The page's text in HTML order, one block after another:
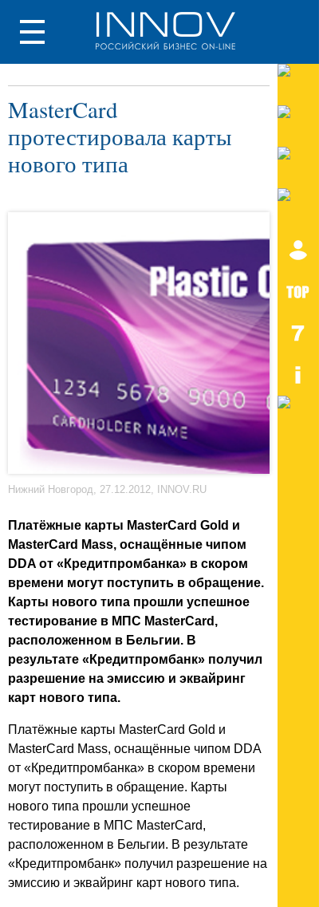
MasterCard
протестировала карты
нового типа
Нижний Новгород, 27.12.2012, INNOV.RU
Платёжные карты MasterCard Gold и
MasterCard Mass, оснащённые чипом
DDA от «Кредитпромбанка» в скором
времени могут поступить в обращение.
Карты нового типа прошли успешное
тестирование в МПС MasterCard,
расположенном в Бельгии. В
результате «Кредитпромбанк» получил
разрешение на эмиссию и эквайринг
карт нового типа.
Платёжные карты MasterCard Gold и
MasterCard Mass, оснащённые чипом DDA
от «Кредитпромбанка» в скором времени
могут поступить в обращение. Карты
нового типа прошли успешное
тестирование в МПС MasterCard,
расположенном в Бельгии. В результате
«Кредитпромбанк» получил разрешение на
эмиссию и эквайринг карт нового типа.